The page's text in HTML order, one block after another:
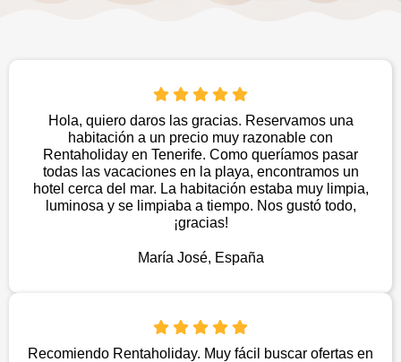
Hola, quiero daros las gracias. Reservamos una
habitación a un precio muy razonable con
Rentaholiday en Tenerife. Como queríamos pasar
todas las vacaciones en la playa, encontramos un
hotel cerca del mar. La habitación estaba muy limpia,
luminosa y se limpiaba a tiempo. Nos gustó todo,
¡gracias!
María José, España
Recomiendo Rentaholiday. Muy fácil buscar ofertas en